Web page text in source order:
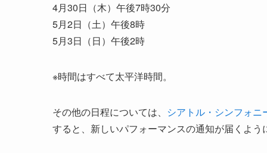
4月30日（木）午後7時30分
5月2日（土）午後8時
5月3日（日）午後2時
※時間はすべて太平洋時間。
その他の日程については、 シアトル・シンフォニ
すると、新しいパフォーマンスの通知が届くよう